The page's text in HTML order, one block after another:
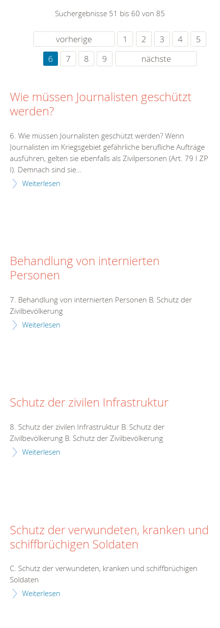
Suchergebnisse 51 bis 60 von 85
vorherige 1 2 3 4
5
6
7 8 9 nächste
Wie müssen Journalisten geschützt
werden?
6. Wie müssen Journalisten geschützt werden? Wenn
Journalisten im Kriegsgebiet gefährliche berufliche Aufträge
ausführen, gelten sie ebenfalls als Zivilpersonen (Art. 79 I ZP
I). Demnach sind sie…
Weiterlesen
Behandlung von internierten
Personen
7. Behandlung von internierten Personen B. Schutz der
Zivilbevölkerung
Weiterlesen
Schutz der zivilen Infrastruktur
8. Schutz der zivilen Infrastruktur B. Schutz der
Zivilbevölkerung B. Schutz der Zivilbevölkerung
Weiterlesen
Schutz der verwundeten, kranken und
schiffbrüchigen Soldaten
C. Schutz der verwundeten, kranken und schiffbrüchigen
Soldaten
Weiterlesen